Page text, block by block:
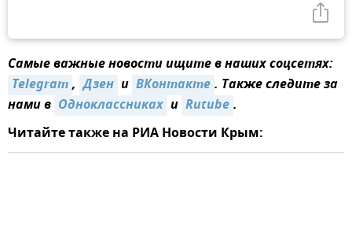
Самые важные новости ищите в наших соцсетях:
Telegram, Дзен и ВКонтакте. Также следите за
нами в Одноклассниках и Rutube.
Читайте также на РИА Новости Крым: